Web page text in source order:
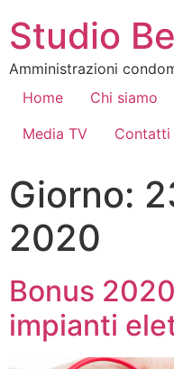
Studio
Amministrazioni
Home
Chi siamo
Media TV
Contatti
Giorno:
2020
Bonus
impianti